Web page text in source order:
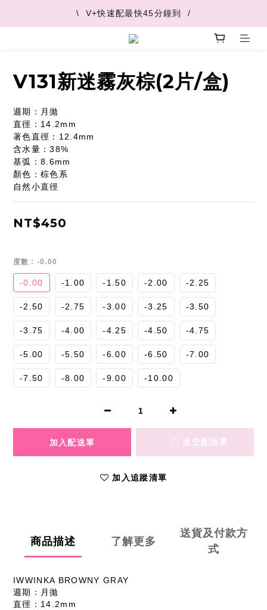
\  V+快速配最快45分鐘到  /
\  V+快速配最快45分鐘到  /
\  推薦好友 領取購物金  /
V131新迷霧灰棕(2片/盒)
週期：月拋
直徑：14.2mm
著色直徑：12.4mm
含水量：38%
基弧：8.6mm
顏色：棕色系
自然小直徑
NT$450
度數 : -0.00
-0.00 -1.00 -1.50 -2.00 -2.25
-2.50 -2.75 -3.00 -3.25 -3.50
-3.75 -4.00 -4.25 -4.50 -4.75
-5.00 -5.50 -6.00 -6.50 -7.00
-7.50 -8.00 -9.00 -10.00
加入追蹤清單
商品描述 了解更多
送貨及付款方
式
IWWINKA BROWNY GRAY
週期：月拋
直徑：14.2mm